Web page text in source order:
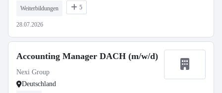
Weiterbildungen 5
28.07.2026
Accounting Manager DACH (m/w/d)
Nexi Group
Deutschland